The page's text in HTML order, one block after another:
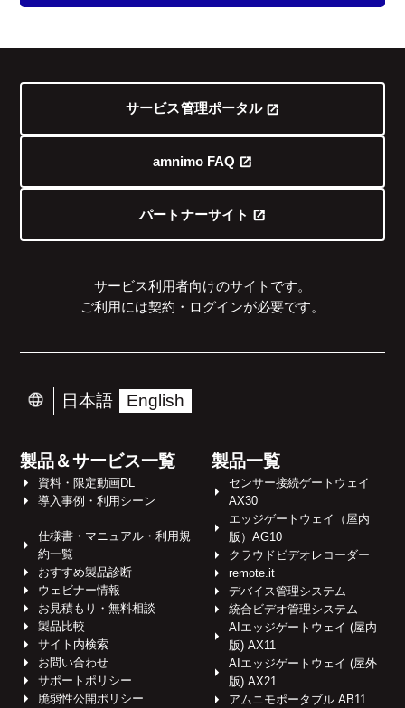
サービス管理ポータル
amnimo FAQ
パートナーサイト
サービス利用者向けのサイトです。
ご利用には契約・ログインが必要です。
日本語 English
製品＆サービス一覧
資料・限定動画DL
導入事例・利用シーン
仕様書・マニュアル・利用規
約一覧
おすすめ製品診断
ウェビナー情報
お見積もり・無料相談
製品比較
サイト内検索
お問い合わせ
サポートポリシー
脆弱性公開ポリシー
製品一覧
センサー接続ゲートウェイ
AX30
エッジゲートウェイ（屋内
版）AG10
クラウドビデオレコーダー
remote.it
デバイス管理システム
統合ビデオ管理システム
AIエッジゲートウェイ (屋内
版) AX11
AIエッジゲートウェイ (屋外
版) AX21
アムニモポータブル AB11